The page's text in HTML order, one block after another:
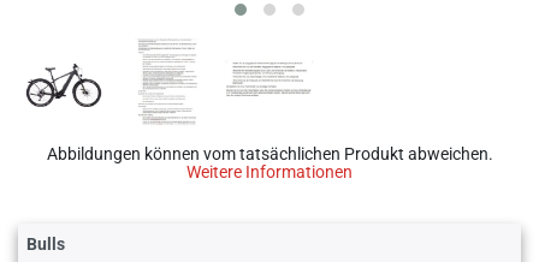
Abbildungen können vom tatsächlichen Produkt abweichen.
Weitere Informationen
Bulls